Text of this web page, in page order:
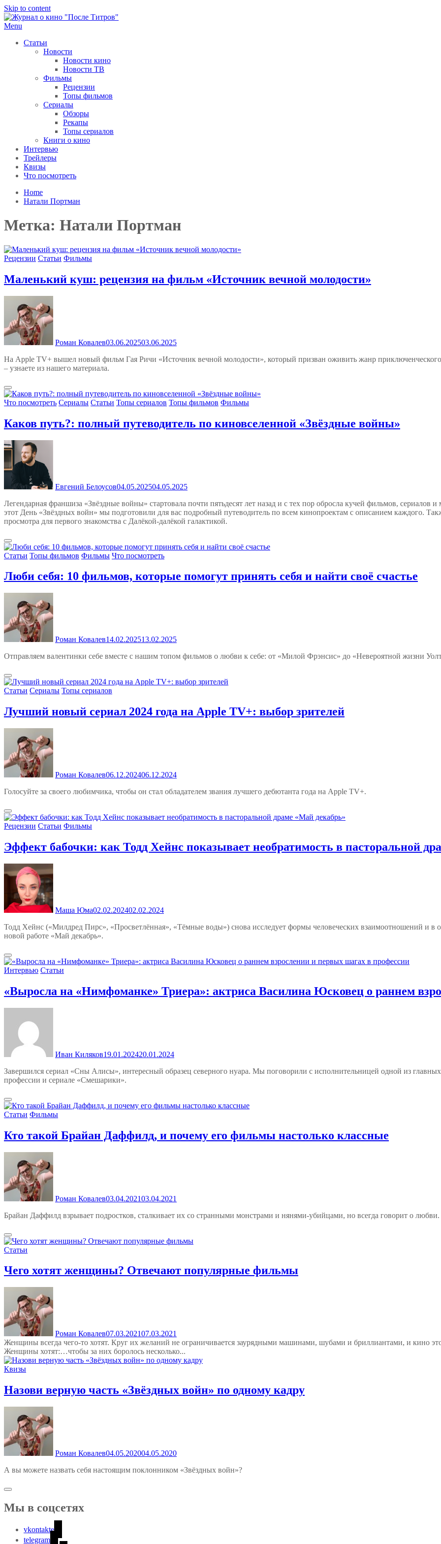
Skip to content
Menu
Статьи
Новости
Новости кино
Новости ТВ
Фильмы
Рецензии
Топы фильмов
Сериалы
Обзоры
Рекапы
Топы сериалов
Книги о кино
Интервью
Трейлеры
Квизы
Что посмотреть
Home
Натали Портман
Метка: Натали Портман
Рецензии Статьи Фильмы
Маленький куш: рецензия на фильм «Источник вечной молодости»
Роман Ковалев03.06.202503.06.2025
На Apple TV+ вышел новый фильм Гая Ричи «Источник вечной молодости», который призван оживить жанр
– узнаете из нашего материала.
Что посмотреть Сериалы Статьи Топы сериалов Топы фильмов Фильмы
Каков путь?: полный путеводитель по киновселенной «Звёздные войны»
Евгений Белоусов04.05.202504.05.2025
Легендарная франшиза «Звёздные войны» стартовала почти пятьдесят лет назад и с тех пор обросла кучей фильмов, сериалов
этот День «Звёздных войн» мы подготовили для вас подробный путеводитель по всем кинопроектам с описанием каждого.
просмотра для первого знакомства с Далёкой-далёкой галактикой.
Статьи Топы фильмов Фильмы Что посмотреть
Люби себя: 10 фильмов, которые помогут принять себя и найти своё счастье
Роман Ковалев14.02.202513.02.2025
Отправляем валентинки себе вместе с нашим топом фильмов о любви к себе: от «Милой Фрэнсис» до «Невероятной жизни
Статьи Сериалы Топы сериалов
Лучший новый сериал 2024 года на Apple TV+: выбор зрителей
Роман Ковалев06.12.202406.12.2024
Голосуйте за своего любимчика, чтобы он стал обладателем звания лучшего дебютанта года на Apple TV+.
Рецензии Статьи Фильмы
Эффект бабочки: как Тодд Хейнс показывает необратимость в пасторальной
Маша Юма02.02.202402.02.2024
Тодд Хейнс («Милдред Пирс», «Просветлённая», «Тёмные воды») снова исследует формы человеческих взаимоотношений и в
новой работе «Май декабрь».
Интервью Статьи
«Выросла на «Нимфоманке» Триера»: актриса Василина Юсковец о раннем
Иван Киляков19.01.202420.01.2024
Завершился сериал «Сны Алисы», интересный образец северного нуара. Мы поговорили с исполнительницей одной из
профессии и сериале «Смешарики».
Статьи Фильмы
Кто такой Брайан Даффилд, и почему его фильмы настолько классные
Роман Ковалев03.04.202103.04.2021
Брайан Даффилд взрывает подростков, сталкивает их со странными монстрами и нянями-убийцами, но всегда говорит о любви.
Статьи
Чего хотят женщины? Отвечают популярные фильмы
Роман Ковалев07.03.202107.03.2021
Женщины всегда чего-то хотят. Круг их желаний не ограничивается заурядными машинами, шубами и бриллиантами, и кино
Женщины хотят:…чтобы за них боролось несколько...
Квизы
Назови верную часть «Звёздных войн» по одному кадру
Роман Ковалев04.05.202004.05.2020
А вы можете назвать себя настоящим поклонником «Звёздных войн»?
Мы в соцсетях
vkontakte
telegram